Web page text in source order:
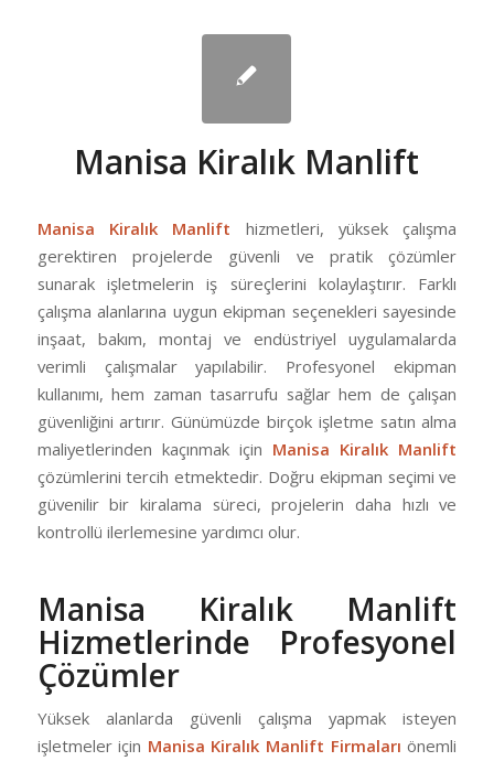
Manisa Kiralık Manlift
Manisa Kiralık Manlift hizmetleri, yüksek çalışma
gerektiren projelerde güvenli ve pratik çözümler
sunarak işletmelerin iş süreçlerini kolaylaştırır. Farklı
çalışma alanlarına uygun ekipman seçenekleri sayesinde
inşaat, bakım, montaj ve endüstriyel uygulamalarda
verimli çalışmalar yapılabilir. Profesyonel ekipman
kullanımı, hem zaman tasarrufu sağlar hem de çalışan
güvenliğini artırır. Günümüzde birçok işletme satın alma
maliyetlerinden kaçınmak için Manisa Kiralık Manlift
çözümlerini tercih etmektedir. Doğru ekipman seçimi ve
güvenilir bir kiralama süreci, projelerin daha hızlı ve
kontrollü ilerlemesine yardımcı olur.
Manisa Kiralık Manlift
Hizmetlerinde Profesyonel
Çözümler
Yüksek alanlarda güvenli çalışma yapmak isteyen
işletmeler için Manisa Kiralık Manlift Firmaları önemli